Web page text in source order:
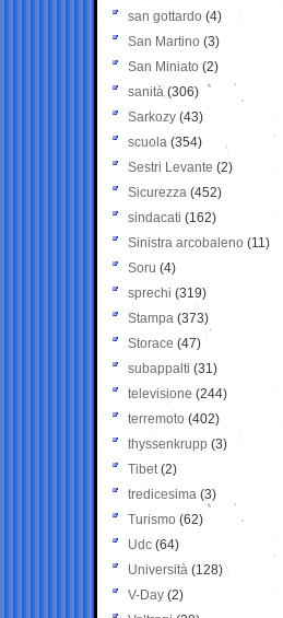
san gottardo (4)
San Martino (3)
San Miniato (2)
sanità (306)
Sarkozy (43)
scuola (354)
Sestri Levante (2)
Sicurezza (452)
sindacati (162)
Sinistra arcobaleno (11)
Soru (4)
sprechi (319)
Stampa (373)
Storace (47)
subappalti (31)
televisione(244)
terremoto (402)
thyssenkrupp (3)
Tibet(2)
tredicesima (3)
Turismo (62)
Udc (64)
Università (128)
V-Day (2)